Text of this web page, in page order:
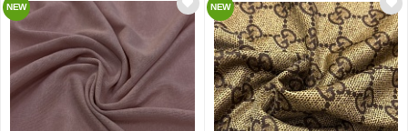
NEW NEW